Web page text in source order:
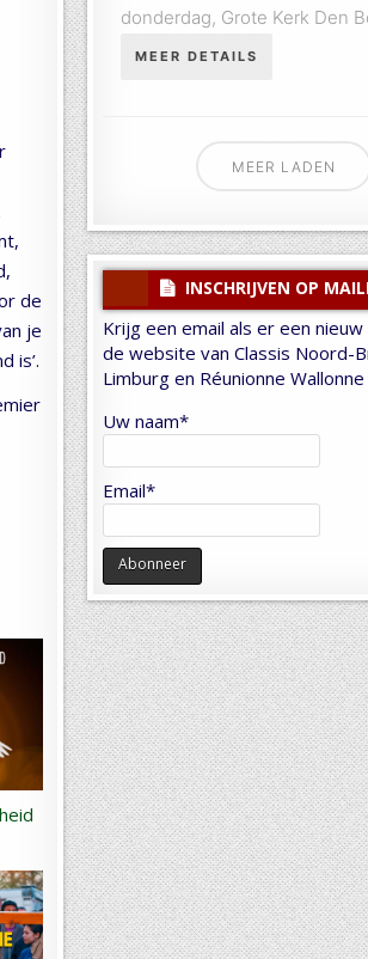
de
je
is’.
donderdag, Grote Kerk Den
MEER DETAILS
MEER LADEN
INSCHRIJVEN OP
Krijg een email als er een
de website van Classis Noord-
Limburg en Réunionne
Uw naam*
Email*